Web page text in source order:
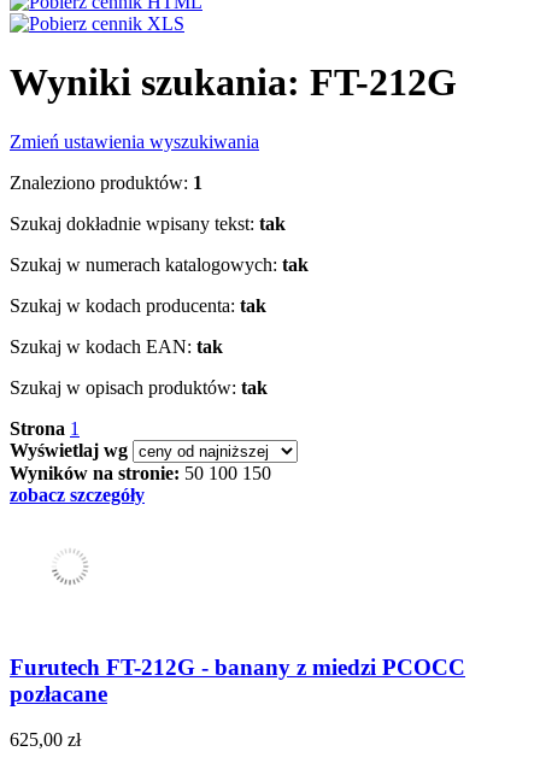
Wyniki szukania: FT-212G
Zmień ustawienia wyszukiwania
Znaleziono produktów: 1
Szukaj dokładnie wpisany tekst: tak
Szukaj w numerach katalogowych: tak
Szukaj w kodach producenta: tak
Szukaj w kodach EAN: tak
Szukaj w opisach produktów: tak
Strona 1
Wyświetlaj wg
Wyników na stronie: 50 100 150
zobacz szczegóły
Furutech FT-212G - banany z miedzi PCOCC
pozłacane
625,00 zł